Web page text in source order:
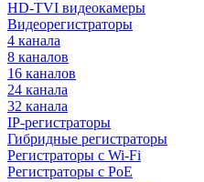
HD-TVI видеокамеры
Видеорегистраторы
4 канала
8 каналов
16 каналов
24 канала
32 канала
IP-регистраторы
Гибридные регистраторы
Регистраторы с Wi-Fi
Регистраторы с PoE